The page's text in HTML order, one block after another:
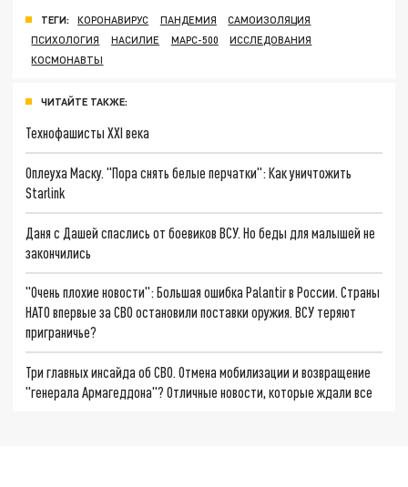
ТЕГИ: КОРОНАВИРУС ПАНДЕМИЯ
САМОИЗОЛЯЦИЯ
ПСИХОЛОГИЯ
НАСИЛИЕ МАРС-500
ИССЛЕДОВАНИЯ
КОСМОНАВТЫ
ЧИТАЙТЕ ТАКЖЕ:
Технофашисты XXI века
Оплеуха Маску. "Пора снять белые перчатки": Как уничтожить
Starlink
Даня с Дашей спаслись от боевиков ВСУ. Но беды для малышей не
закончились
"Очень плохие новости": Большая ошибка Palantir в России. Страны
НАТО впервые за СВО остановили поставки оружия. ВСУ теряют
приграничье?
Три главных инсайда об СВО. Отмена мобилизации и возвращение
"генерала Армагеддона"? Отличные новости, которые ждали все